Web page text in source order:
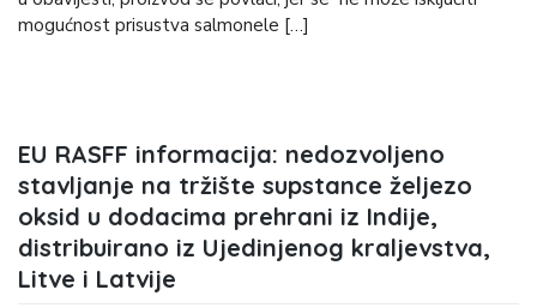
mogućnost prisustva salmonele […]
EU RASFF informacija: nedozvoljeno
stavljanje na tržište supstance željezo
oksid u dodacima prehrani iz Indije,
distribuirano iz Ujedinjenog kraljevstva,
Litve i Latvije